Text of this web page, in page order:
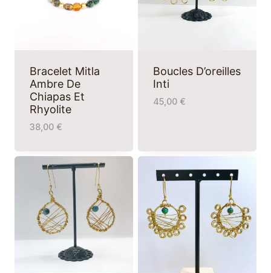
Bracelet Mitla
Ambre De
Chiapas Et
Rhyolite
38,00 €
Boucles D’oreilles
Inti
45,00 €